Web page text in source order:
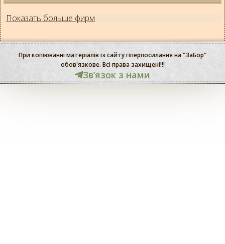
Показать больше фирм
При копіюванні матеріалів із сайту гіперпосилання на "ЗаБор"
обов'язкове. Всі права захищені!!!
Звʼязок з нами